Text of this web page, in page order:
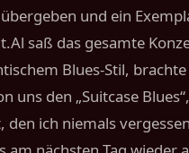
und ein
saß das gesamte
Blues-Stil,
uns den „Suitcase
ich niemals